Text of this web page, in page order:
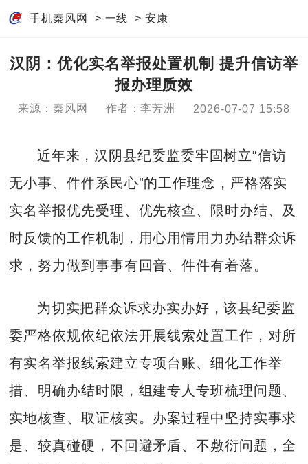
手机秦风网 > 一线 > 安康
汉阴：优化实名举报处置机制 提升信访举
报办理质效
来源：秦风网 作者：李芳洲 2026-07-07 15:58
近年来，汉阴县纪委监委牢固树立“信访
无小事、件件系民心”的工作理念，严格落实
实名举报优先受理、优先核查、限时办结、及
时反馈的工作机制，用心用情用力办结群众诉
求，努力做到事事有回音、件件有着落。
为切实把群众诉求办实办好，该县纪委监
委严格依规依纪依法开展线索处置工作，对所
有实名举报线索建立专项台账、细化工作举
措、明确办结时限，组建专人专班梳理问题、
实地核查、取证核实。办案过程中坚持实事求
是、较真碰硬，不回避矛盾、不敷衍问题，全